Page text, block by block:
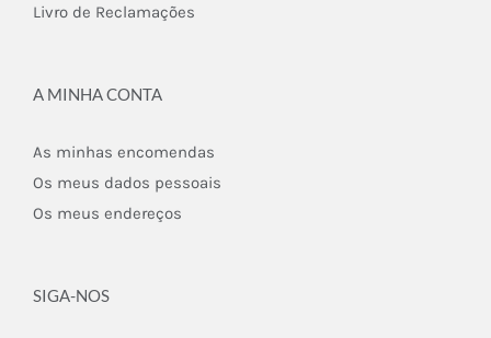
Livro de Reclamações
A MINHA CONTA
As minhas encomendas
Os meus dados pessoais
Os meus endereços
SIGA-NOS